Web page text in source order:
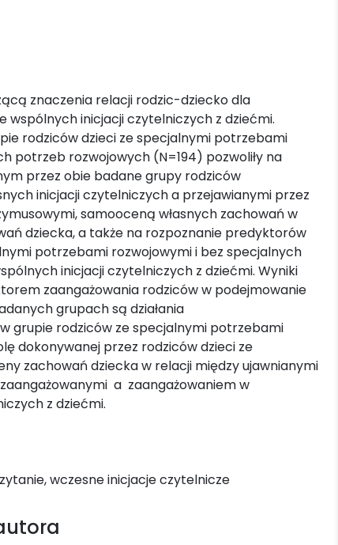
znaczenia relacji rodzic-dziecko dla
wspólnych inicjacji czytelniczych z dziećmi.
rodziców dzieci ze specjalnymi potrzebami
potrzeb rozwojowych (N=194) pozwoliły na
przez obie badane grupy rodziców
inicjacji czytelniczych a przejawianymi przez
samooceną własnych zachowań w
dziecka, a także na rozpoznanie predyktorów
potrzebami rozwojowymi i bez specjalnych
inicjacji czytelniczych z dziećmi. Wyniki
zaangażowania rodziców w podejmowanie
grupach są działania
grupie rodziców ze specjalnymi potrzebami
dokonywanej przez rodziców dzieci ze
zachowań dziecka w relacji między ujawnianymi
a zaangażowaniem w
z dziećmi.
wczesne inicjacje czytelnicze